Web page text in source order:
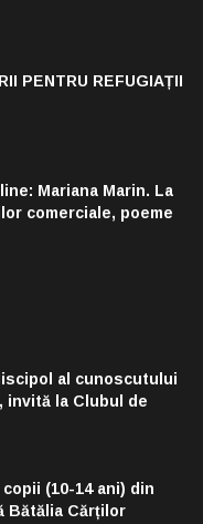
PENTRU REFUGIAȚII
Mariana Marin. La
comerciale, poeme
al cunoscutului
invită la Clubul de
(10-14 ani) din
Bătălia Cărților